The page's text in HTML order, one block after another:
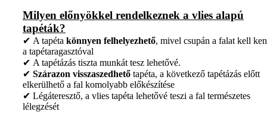
Milyen előnyökkel rendelkeznek a vlies alapú
tapéták?
✔ A tapéta könnyen felhelyezhető, mivel csupán a falat kell
a tapétaragasztóval
✔ A tapétázás tiszta munkát tesz lehetővé.
✔ Szárazon visszaszedhető tapéta, a következő tapétázás előtt
elkerülhető a fal komolyabb előkészítése
✔ Légáteresztő, a vlies tapéta lehetővé teszi a fal természetes
lélegzését